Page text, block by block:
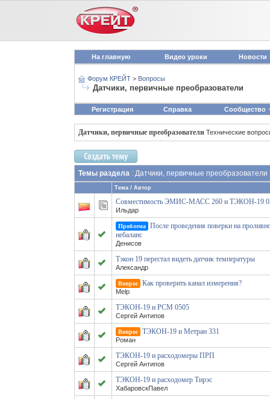
На главную Видео уроки Новости
Форум КРЕЙТ > Вопросы
Датчики, первичные преобразователи
Регистрация Справка Сообщество
Датчики, первичные преобразователи Технические
Темы раздела : Датчики, первичные преобразователи
Тема / Автор
Совместимость ЭМИС‑МАСС 260 и ТЭКОН‑19
Ильдар
Проблема
После проведения поверки на
небаланс
Денисов
Тэкон 19 перестал видеть датчик температуры
Александр
Вопрос Как проверить канал измерения?
Melp
ТЭКОН-19 и РСМ 0505
Сергей Антипов
Вопрос ТЭКОН-19 и Метран 331
Роман
ТЭКОН-19 и расходомеры ПРП
Сергей Антипов
ТЭКОН-19 и расходомер Тирэс
ХабаровскПавел